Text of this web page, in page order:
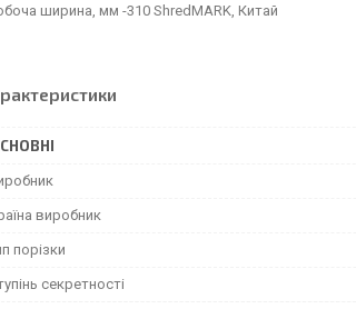
ширина, мм -310 ShredMARK, Китай
виробник
порізки
секретності